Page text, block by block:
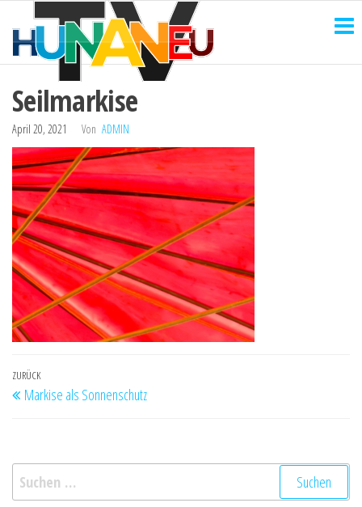
Inhalt
springen
Seilmarkise
April 20, 2021 Von ADMIN
Beitragsnavigation
Vorheriger
Beitrag
ZURÜCK
Markise als Sonnenschutz
Suchen
nach: